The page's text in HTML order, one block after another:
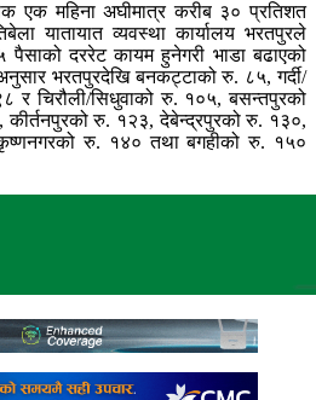
एक महिना अघीमात्र करीब ३० प्रतिशत
यातायात व्यवस्था कार्यालय भरतपुरले
दररेट कायम हुनेगरी भाडा बढाएको
भरतपुरदेखि बनकट्टाको रु. ८५, गर्दी/
र चिरौली/सिधुवाको रु. १०५, बसन्तपुरको
रु. १२३, देबेन्द्रपुरको रु. १३०,
रु. १४० तथा बगहीको रु. १५०